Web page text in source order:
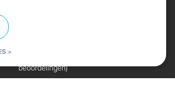
| Realisatie
Keur
beoordelingen)
»